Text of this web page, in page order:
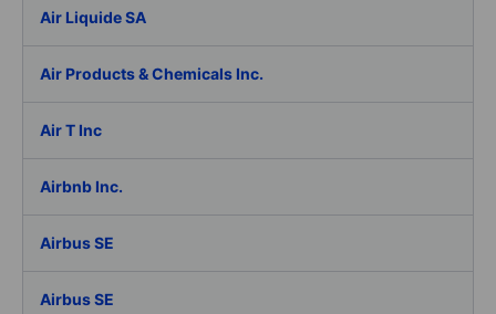
Air Liquide SA
Air Products & Chemicals Inc.
Air T Inc
Airbnb Inc.
Airbus SE
Airbus SE